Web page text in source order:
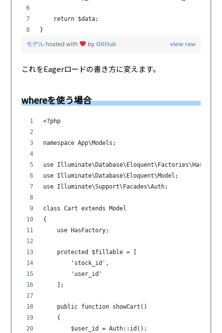
    return $data;
}
view raw
モデル hosted with byGitHub
これをEagerロードの書き方に変えます。
whereを使う場合
<?php
namespace App\Models;
use
use Illuminate\Database\Eloquent\Model;
use Illuminate\Support\Facades\Auth;
class Cart extends Model
{
    use HasFactory;
    protected $fillable = [
        'stock_id',
        'user_id'
    ];
    public function showCart()
    {
        $user_id = Auth::id();